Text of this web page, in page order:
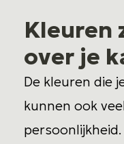
Kleuren
over je
De kleuren die
kunnen ook